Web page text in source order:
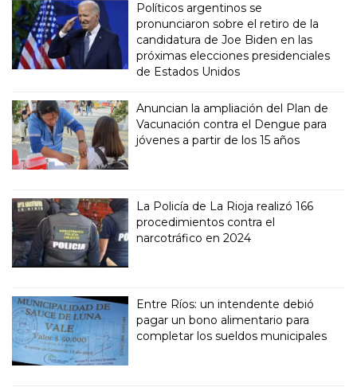
Políticos argentinos se
pronunciaron sobre el retiro de la
candidatura de Joe Biden en las
próximas elecciones presidenciales
de Estados Unidos
Anuncian la ampliación del Plan de
Vacunación contra el Dengue para
jóvenes a partir de los 15 años
La Policía de La Rioja realizó 166
procedimientos contra el
narcotráfico en 2024
Entre Ríos: un intendente debió
pagar un bono alimentario para
completar los sueldos municipales